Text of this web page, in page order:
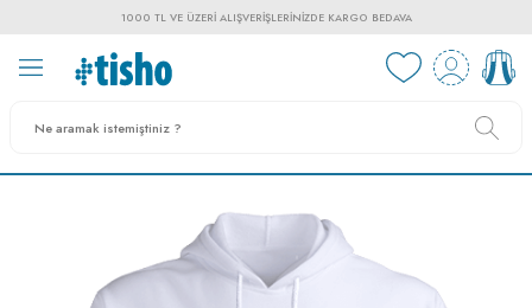
1000 TL VE ÜZERI ALIŞVERIŞLERINIZDE KARGO BEDAVA